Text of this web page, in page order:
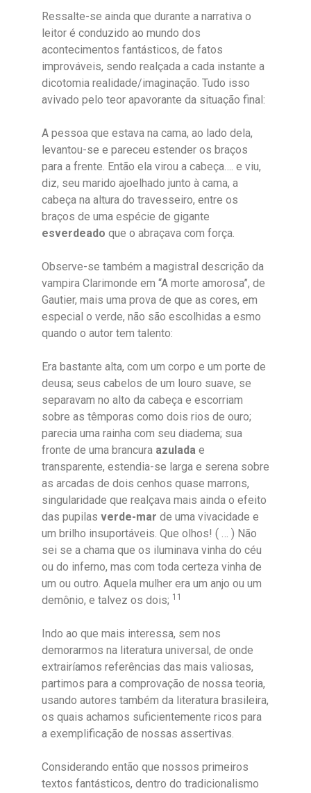
Ressalte-se ainda que durante a narrativa o
leitor é conduzido ao mundo dos
acontecimentos fantásticos, de fatos
improváveis, sendo realçada a cada instante a
dicotomia realidade/imaginação. Tudo isso
avivado pelo teor apavorante da situação final:
A pessoa que estava na cama, ao lado dela,
levantou-se e pareceu estender os braços
para a frente. Então ela virou a cabeça…. e viu,
diz, seu marido ajoelhado junto à cama, a
cabeça na altura do travesseiro, entre os
braços de uma espécie de gigante
esverdeado que o abraçava com força.
Observe-se também a magistral descrição da
vampira Clarimonde em “A morte amorosa”, de
Gautier, mais uma prova de que as cores, em
especial o verde, não são escolhidas a esmo
quando o autor tem talento:
Era bastante alta, com um corpo e um porte de
deusa; seus cabelos de um louro suave, se
separavam no alto da cabeça e escorriam
sobre as têmporas como dois rios de ouro;
parecia uma rainha com seu diadema; sua
fronte de uma brancura azulada e
transparente, estendia-se larga e serena sobre
as arcadas de dois cenhos quase marrons,
singularidade que realçava mais ainda o efeito
das pupilas verde-mar de uma vivacidade e
um brilho insuportáveis. Que olhos! ( … ) Não
sei se a chama que os iluminava vinha do céu
ou do inferno, mas com toda certeza vinha de
um ou outro. Aquela mulher era um anjo ou um
demônio, e talvez os dois; 11
Indo ao que mais interessa, sem nos
demorarmos na literatura universal, de onde
extrairíamos referências das mais valiosas,
partimos para a comprovação de nossa teoria,
usando autores também da literatura brasileira,
os quais achamos suficientemente ricos para
a exemplificação de nossas assertivas.
Considerando então que nossos primeiros
textos fantásticos, dentro do tradicionalismo